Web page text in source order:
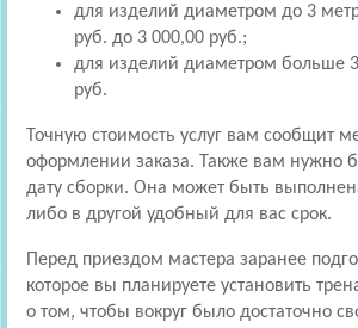
для изделий диаметром до 3
руб. до 3 000,00 руб.;
для изделий диаметром больше
руб.
Точную стоимость услуг вам сообщит
оформлении заказа. Также вам нужно
дату сборки. Она может быть
либо в другой удобный для вас срок.
Перед приездом мастера заранее
которое вы планируете установить
о том, чтобы вокруг было достаточно